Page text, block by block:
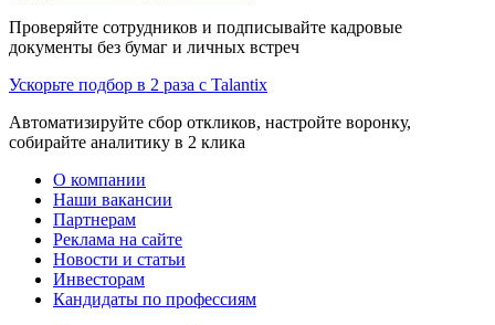
Проверяйте сотрудников и подписывайте кадровые
документы без бумаг и личных встреч
Ускорьте подбор в 2 раза с Talantix
Автоматизируйте сбор откликов, настройте воронку,
собирайте аналитику в 2 клика
О компании
Наши вакансии
Партнерам
Реклама на сайте
Новости и статьи
Инвесторам
Кандидаты по профессиям